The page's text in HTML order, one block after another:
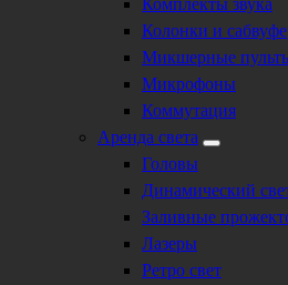
Колонки и
Микшерные
Микрофоны
Коммутация
Аренда света
Головы
Динамический
Заливные
Лазеры
Ретро свет